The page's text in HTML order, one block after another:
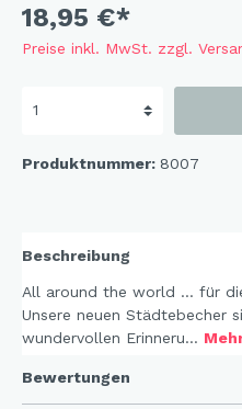
18,95 €*
Preise inkl. MwSt. zzgl.
Produktnummer: 8007
Beschreibung
All around the world ... für
Unsere neuen Städtebecher
wundervollen Erinneru…
Bewertungen